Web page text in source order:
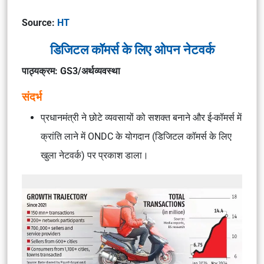
Source: HT
डिजिटल कॉमर्स के लिए ओपन नेटवर्क
पाठ्यक्रम: GS3/अर्थव्यवस्था
संदर्भ
प्रधानमंत्री ने छोटे व्यवसायों को सशक्त बनाने और ई-कॉमर्स में
क्रांति लाने में ONDC के योगदान (डिजिटल कॉमर्स के लिए
खुला नेटवर्क) पर प्रकाश डाला।